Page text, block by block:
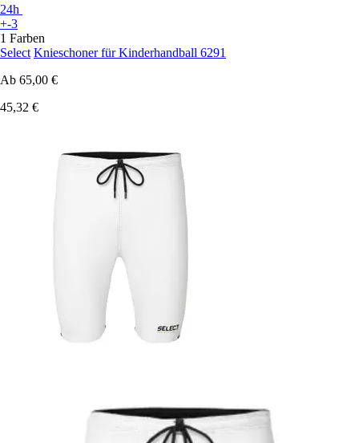
24h
+-3
1 Farben
Select Knieschoner für Kinderhandball 6291
Ab 65,00 €
45,32 €